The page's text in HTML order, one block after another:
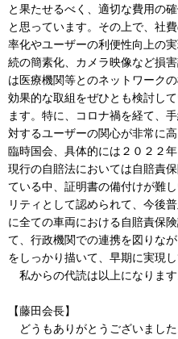
と果たせるべく、適切な費用の
と思っています。その上で、社
率化やユーザーの利便性向上の
続の簡素化、カメラ映像など損
は医療機関等とのネットワーク
効果的な取組をぜひとも検討し
ます。特に、コロナ禍を経て、
対するユーザーの関心が非常に
臨時国会、具体的には２０２２
現行の自賠法においては自賠責
ている中、証明書の備付けが難
リティとして認められて、今後
に全ての車両における自賠責保
て、行政機関での連携を図りな
をしっかり描いて、早期に実現
私からの代読は以上になります
【藤田会長】
どうもありがとうございまし